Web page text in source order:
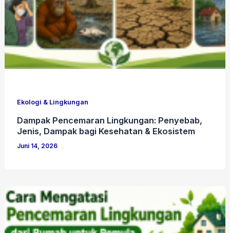
Ekologi & Lingkungan
Dampak Pencemaran Lingkungan: Penyebab,
Jenis, Dampak bagi Kesehatan & Ekosistem
Juni 14, 2026